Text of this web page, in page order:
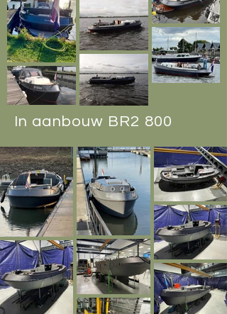
In aanbouw BR2 800